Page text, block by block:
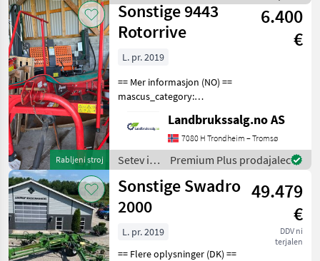
Rabljeni stroj
Sonstige 9443
Rotorrive
6.400
€
L. pr. 2019
== Mer informasjon (NO) ==
mascus_category:
provide reference number
upon request: 8840 See
en.landbrukssalg.no/8840
for more images Specif
Landbrukssalg.no AS
7080 H Trondheim – Tromsø
Setev in
nega /
Sonstige
Premium Plus prodajalec
Sonstige Swadro
2000
49.479
€
DDV ni
terjalen
L. pr. 2019
== Flere oplysninger (DK) ==